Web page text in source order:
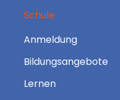
Schule
Anmeldung
Bildungsangebote
Lernen